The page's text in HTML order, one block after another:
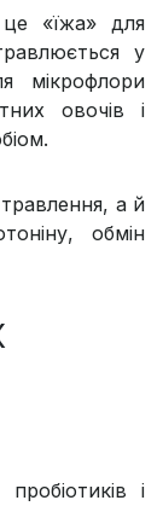
«їжа» для
у
мікрофлори
овочів і
а й
обмін
і